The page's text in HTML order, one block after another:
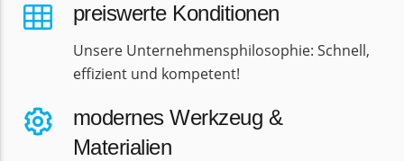
preiswerte Konditionen
Unsere Unternehmensphilosophie: Schnell,
effizient und kompetent!
modernes Werkzeug &
Materialien